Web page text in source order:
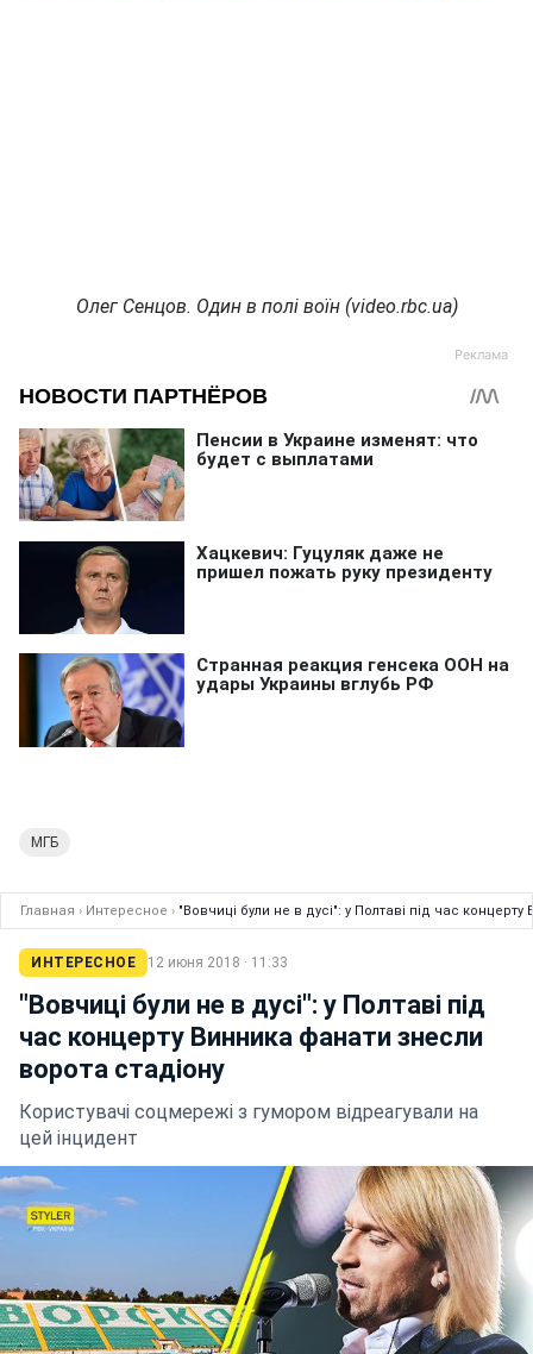
Олег Сенцов. Один в полі воїн (video.rbc.ua)
МГБ
Главная › Интересное › "Вовчиці були не в дусі": у Полтаві під час
ИНТЕРЕСНОЕ 12 июня 2018 · 11:33
"Вовчиці були не в дусі": у Полтаві під
час концерту Винника фанати знесли
ворота стадіону
Користувачі соцмережі з гумором відреагували на
цей інцидент